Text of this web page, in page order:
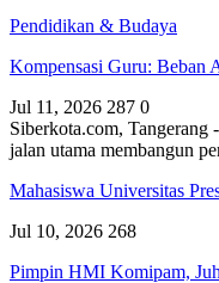
Pendidikan & Budaya
Kompensasi Guru: Beban
Jul 11, 2026 287 0
Siberkota.com, Tangerang
jalan utama membangun
Mahasiswa Universitas
Jul 10, 2026 268
Pimpin HMI Komipam,